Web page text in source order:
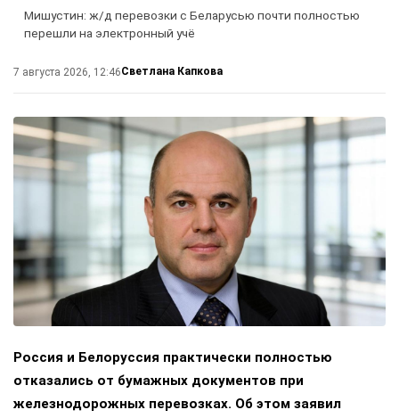
Мишустин: ж/д перевозки с Беларусью почти полностью
перешли на электронный учё
7 августа 2026, 12:46Светлана Капкова
Россия и Белоруссия практически полностью
отказались от бумажных документов при
железнодорожных перевозках. Об этом заявил